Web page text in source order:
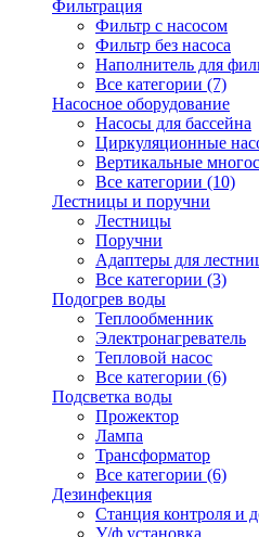
Фильтрация
Фильтр с насосом
Фильтр без насоса
Наполнитель для
Все категории (7)
Насосное оборудование
Насосы для бассейна
Циркуляционные
Вертикальные
Все категории (10)
Лестницы и поручни
Лестницы
Поручни
Адаптеры для
Все категории (3)
Подогрев воды
Теплообменник
Электронагреватель
Тепловой насос
Все категории (6)
Подсветка воды
Прожектор
Лампа
Трансформатор
Все категории (6)
Дезинфекция
Станция контроля и
У/ф установка